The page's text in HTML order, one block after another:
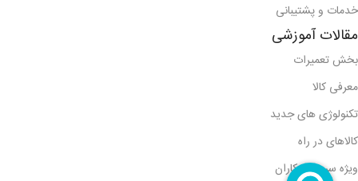
خدمات و پشتیبانی
مقالات آموزشی
بخش تعمیرات
معرفی کالا
تکنولوژی های جدید
کالاهای در راه
ویژه سرویس کاران